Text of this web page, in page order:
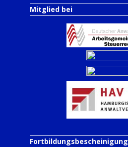
Mitglied bei
Fortbildungsbescheinigung